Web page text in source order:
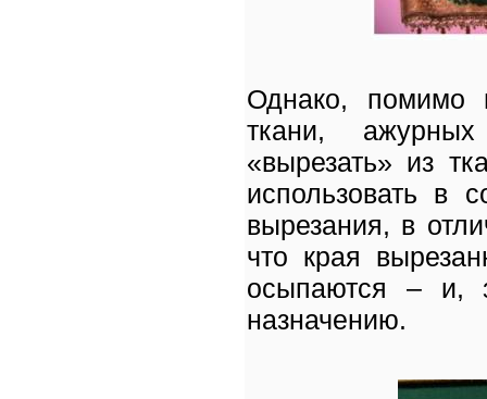
Однако, помимо
ткани,
«вырезать» из
использовать в
вырезания, в
что края
осыпаются – и,
назначению.